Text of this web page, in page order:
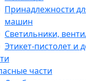
Принадлежности
машин
Светильники,
Этикет-пистолет и
части